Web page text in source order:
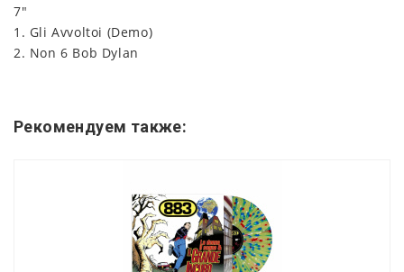
7"
1. Gli Avvoltoi (Demo)
2. Non 6 Bob Dylan
Рекомендуем также: